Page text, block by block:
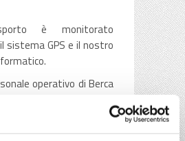
è monitorato
sistema GPS e il nostro
operativo di Berca
in contatto con
.